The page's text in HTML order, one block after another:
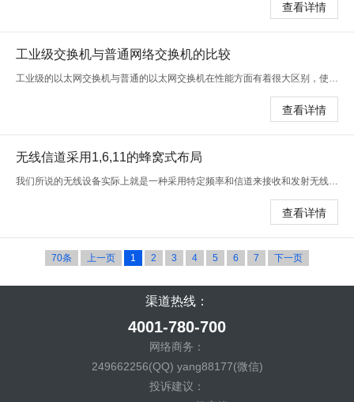
查看详情
工业级交换机与普通网络交换机的比较
工业级的以太网交换机与普通的以太网交换机在性能方面有着很大区别，使用的的环境也存在差异，工业级更能满足更多的需求。相比较于普通
查看详情
无线信道采用1,6,11的蜂窝式布局
我们所说的无线设备实际上就是一种采用特定频率和信道来接收和发射无线信号的装置，像常见的无线路由器、无线ap、无线网桥等设备，有些
查看详情
70条 上一页 1 2 3 4 5 6 7 下一页
渠道热线：
4001-780-700
网络商务：
249662256(QQ) yang88177(微信)
投诉建议：